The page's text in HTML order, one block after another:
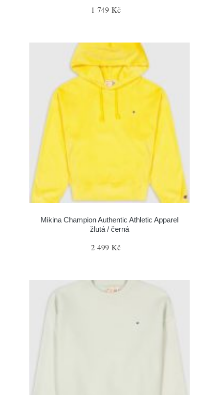
1 749 Kč
Mikina Champion Authentic Athletic Apparel
žlutá / černá
2 499 Kč